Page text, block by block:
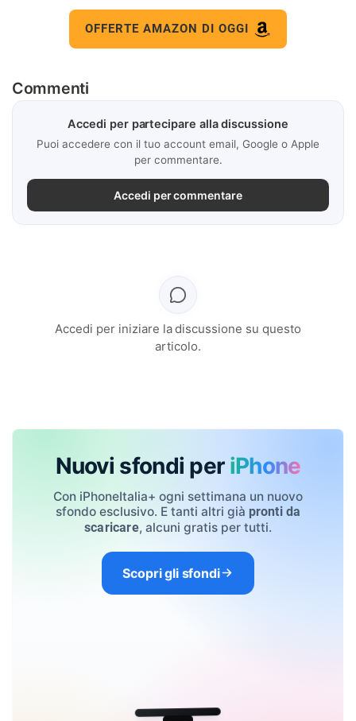
OFFERTE AMAZON DI OGGI
Commenti
Accedi per partecipare alla discussione
Puoi accedere con il tuo account email, Google o Apple
per commentare.
Accedi per commentare
Accedi per iniziare la discussione su questo
articolo.
Nuovi sfondi per iPhone
Con iPhoneItalia+ ogni settimana un nuovo
sfondo esclusivo. E tanti altri già pronti da
scaricare, alcuni gratis per tutti.
Scopri gli sfondi